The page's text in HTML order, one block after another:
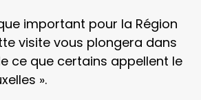
important pour la Région
visite vous plongera dans
ce que certains appellent le
».